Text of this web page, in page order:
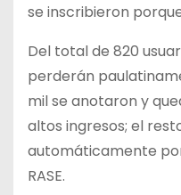
se inscribieron
Del total de 820
perderán
mil se anotaron y
altos ingresos; el
automáticamente
RASE.